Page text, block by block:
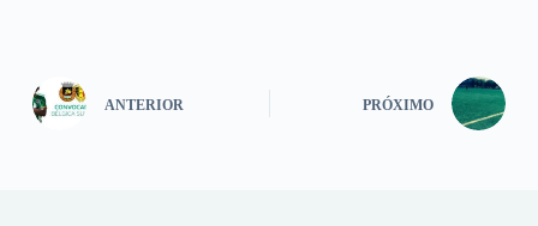
ANTERIOR PRÓXIMO